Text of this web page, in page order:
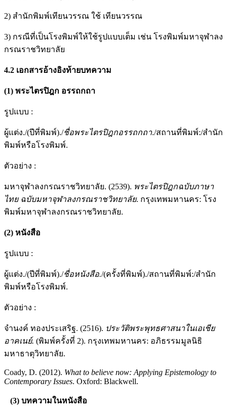
2) สำนักพิมพ์เทียนวรรณ ใช้ เทียนวรรณ
3) กรณีที่เป็นโรงพิมพ์ให้ใช้รูปแบบเต็ม เช่น โรงพิมพ์มหาจุฬาลง
กรณราชวิทยาลัย
4.2 เอกสารอ้างอิงท้ายบทความ
(1) พระไตรปิฎก อรรถกถา
รูปแบบ :
ผู้แต่ง./(ปีที่พิมพ์)./ชื่อพระไตรปิฎกอรรถกถา./สถานที่พิมพ์:/สำนัก
พิมพ์หรือโรงพิมพ์.
ตัวอย่าง :
มหาจุฬาลงกรณราชวิทยาลัย. (2539). พระไตรปิฎกฉบับภาษา
ไทย ฉบับมหาจุฬาลงกรณราชวิทยาลัย. กรุงเทพมหานคร: โรง
พิมพ์มหาจุฬาลงกรณราชวิทยาลัย.
(2) หนังสือ
รูปแบบ :
ผู้แต่ง./(ปีที่พิมพ์)./ชื่อหนังสือ./(ครั้งที่พิมพ์)./สถานที่พิมพ์:/สำนัก
พิมพ์หรือโรงพิมพ์.
ตัวอย่าง :
จำนงค์ ทองประเสริฐ. (2516). ประวัติพระพุทธศาสนาในเอเชีย
อาคเนย์. (พิมพ์ครั้งที่ 2). กรุงเทพมหานคร: อภิธรรมมูลนิธิ
มหาธาตุวิทยาลัย.
Coady, D. (2012). What to believe now: Applying Epistemology to
Contemporary Issues. Oxford: Blackwell.
(3) บทความในหนังสือ